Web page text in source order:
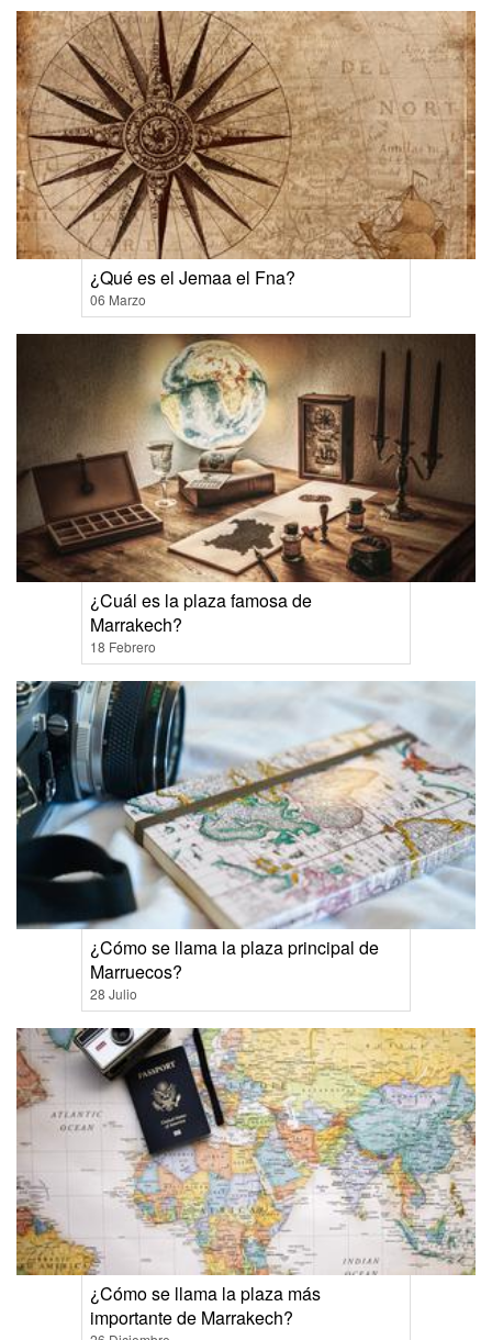
¿Qué es el Jemaa el Fna?
06 Marzo
¿Cuál es la plaza famosa de
Marrakech?
18 Febrero
¿Cómo se llama la plaza principal de
Marruecos?
28 Julio
¿Cómo se llama la plaza más
importante de Marrakech?